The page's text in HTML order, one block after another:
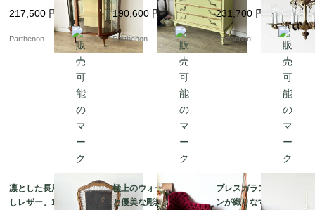
ンティーク・ガラスキ
ャビネット（飾り棚）
【k150】
217,500 円
Parthenon
グリーンの引き出し式
ガラスショーケース付
き 3段チェスト【fo25
5】
190,600 円
Parthenon
ティークの重厚な真鍮
製大型クリスタルシャ
ンデリア【sy468】
231,700 円
Parthenon
凛とした長尾鳥の型押
しレザー。19世紀末フ
極上のウォールナット
と優美な彫刻の芸術。1
プレスガラスとアイア
ンが織りなす重厚な佇